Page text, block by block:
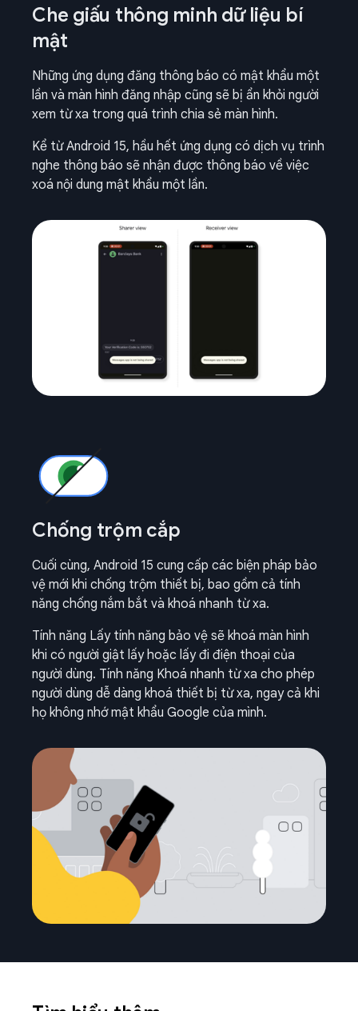
Che giấu thông minh dữ liệu bí
mật
Những ứng dụng đăng thông báo có mật khẩu một
lần và màn hình đăng nhập cũng sẽ bị ẩn khỏi người
xem từ xa trong quá trình chia sẻ màn hình.
Kể từ Android 15, hầu hết ứng dụng có dịch vụ trình
nghe thông báo sẽ nhận được thông báo về việc
xoá nội dung mật khẩu một lần.
Chống trộm cắp
Cuối cùng, Android 15 cung cấp các biện pháp bảo
vệ mới khi chống trộm thiết bị, bao gồm cả tính
năng chống nắm bắt và khoá nhanh từ xa.
Tính năng Lấy tính năng bảo vệ sẽ khoá màn hình
khi có người giật lấy hoặc lấy đi điện thoại của
người dùng. Tính năng Khoá nhanh từ xa cho phép
người dùng dễ dàng khoá thiết bị từ xa, ngay cả khi
họ không nhớ mật khẩu Google của mình.